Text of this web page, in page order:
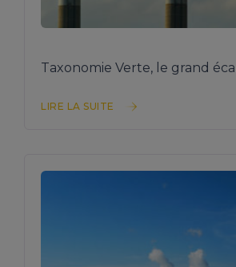
Taxonomie Verte, le grand
LIRE LA SUITE